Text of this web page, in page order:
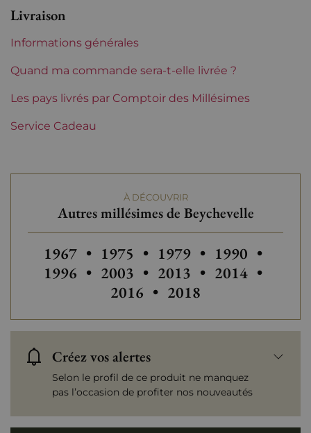
Etiquette Parfaite
Région Bordeaux
Classement de 1855
Châteaux de
Bordeaux
Beychevelle
Livraison
Informations générales
Quand ma commande sera-t-elle livrée ?
Les pays livrés par Comptoir des Millésimes
Service Cadeau
À DÉCOUVRIR
Autres millésimes de Beychevelle
Autres millésimes de Beychevelle
1967 • Autres millésimes de Beychevelle
1975 • Autres millésimes de
1979 • Autres
1990 •
1996 • Autres millésimes de Beychevelle
2003 • Autres millésimes de
2013 • Autres
2014 •
2016 • Autres millésimes de
2018
Créez vos alertes
Selon le profil de ce produit ne manquez
pas l’occasion de profiter nos nouveautés